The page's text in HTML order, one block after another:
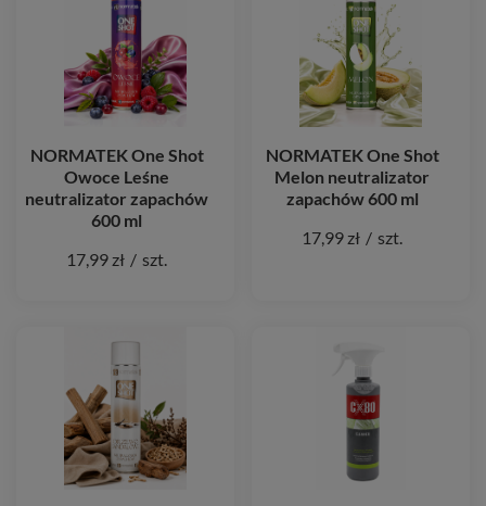
NORMATEK One Shot
Owoce Leśne
neutralizator zapachów
600 ml
17,99 zł / szt.
NORMATEK One Shot
Melon neutralizator
zapachów 600 ml
17,99 zł / szt.